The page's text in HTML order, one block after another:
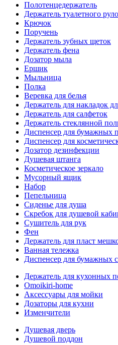
Полотенцедержатель
Держатель туалетного
Крючок
Поручень
Держатель зубных щеток
Держатель фена
Дозатор мыла
Eршик
Мыльница
Полка
Веревка для белья
Держатель для накладок
Держатель для салфеток
Держатель стеклянной
Диспенсер для бумажных
Диспенсер для
Дозатор дезинфекции
Душевая штанга
Косметическое зеркало
Мусорный ящик
Набор
Пепельница
Сиденье для душа
Скребок для душевой
Сушитель для рук
Фен
Держатель для пласт
Ванная тележка
Диспенсер для бумажных
Держатель для кухонных
Omoikiri-home
Аксессуары для мойки
Дозаторы для кухни
Изменчители
Душевая дверь
Душевой поддон